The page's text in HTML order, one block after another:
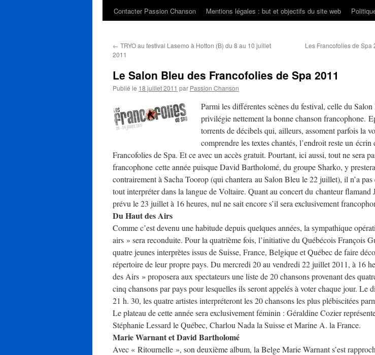
Contacter Passion Chanson
Mentions légales : but et objectifs du site web
← TRYO au festival Lasemo à Hotton (B) du 8 au 10 juillet
2011
Les Francofolies de Spa
Le Salon Bleu des Francofolies de Spa 2011
Publié le 18 juillet 2011 par Passion Chanson
Parmi les différentes scènes du festival, celle du
privilégie nettement la bonne chanson francophone.
torrents de décibels qui, ailleurs, assoment parfois la
comprendre les textes chantés, l’endroit reste un écrin
Francofolies de Spa. Et ce avec un accès gratuit. Pourtant, ici aussi, tout ne sera
francophone cette année puisque David Bartholomé, du groupe Sharko, y
contrairement à Sacha Toorop (qui chantera au Salon Bleu le 22 juillet), il n’a pas
tout interpréter dans la langue de Voltaire. Quant au concert du chanteur flamand
prévu le 23 juillet à 16 heures, nul ne sait encore s’il sera exclusivement
Du Haut des Airs
Comme c’est devenu une habitude depuis quelques années, la sympathique
airs » sera reconduite. Pour la quatrième fois, l’initiative du Québécois François
quatre jeunes interprètes issus de Suisse, France, Belgique et Québec de faire
répertoire de leur propre pays. Du mercredi 20 au vendredi 22 juillet 2011, à 16
des Airs » proposera aux spectateurs une liste de 20 chansons provenant des
cinq chansons par pays pour lesquelles ils seront appelés à voter chaque jour. Le
21 h. 30, les quatre artistes interpréteront les 20 chansons les plus plébiscitées
Le plateau de cette année sera exclusivement féminin : Géraldine Cozier
Stéphanie Lessard le Québec, Charlou Nada la Suisse et Marine A. la France.
Marie Warnant et David Bartholomé
Avec « Ritournelle », son deuxième album, la Belge Marie Warnant s’est